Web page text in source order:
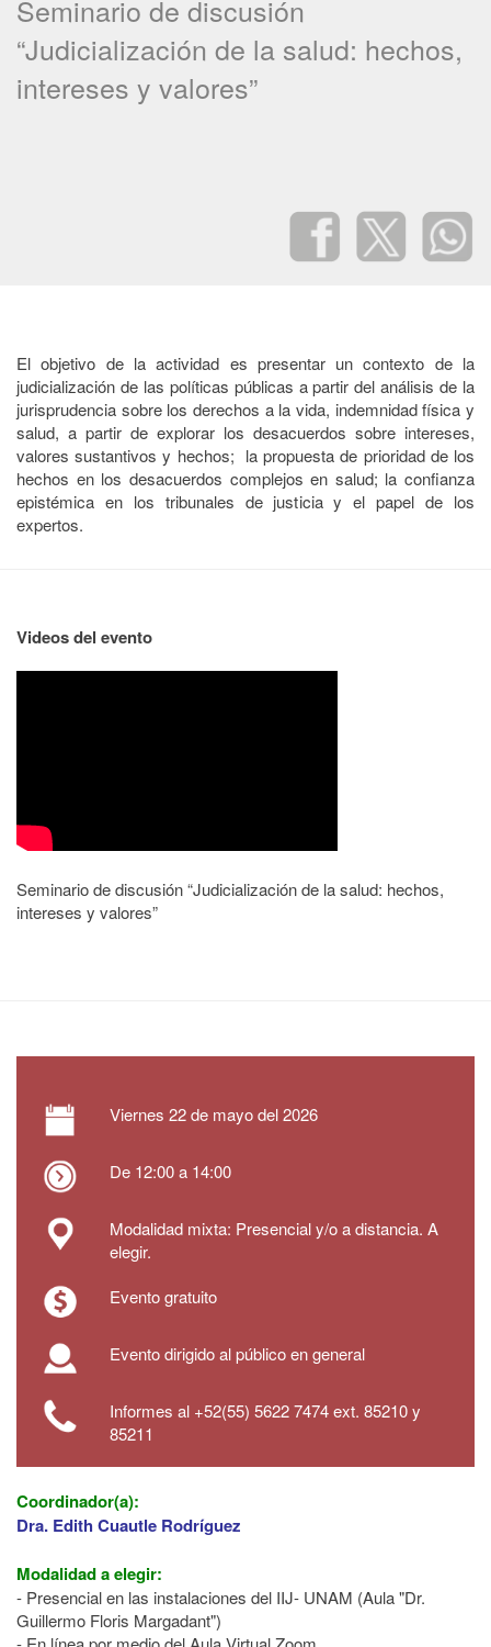
Seminario de discusión
“Judicialización de la salud: hechos,
intereses y valores”
El objetivo de la actividad es presentar un contexto de la
judicialización de las políticas públicas a partir del análisis de la
jurisprudencia sobre los derechos a la vida, indemnidad física y
salud, a partir de explorar los desacuerdos sobre intereses,
valores sustantivos y hechos; la propuesta de prioridad de los
hechos en los desacuerdos complejos en salud; la confianza
epistémica en los tribunales de justicia y el papel de los
expertos.
Videos del evento
Seminario de discusión “Judicialización de la salud: hechos,
intereses y valores”
Viernes 22 de mayo del 2026
De 12:00 a 14:00
Modalidad mixta: Presencial y/o a distancia. A
elegir.
Evento gratuito
Evento dirigido al público en general
Informes al +52(55) 5622 7474 ext. 85210 y
85211
Coordinador(a):
Dra. Edith Cuautle Rodríguez
Modalidad a elegir:
- Presencial en las instalaciones del IIJ- UNAM (Aula "Dr.
Guillermo Floris Margadant")